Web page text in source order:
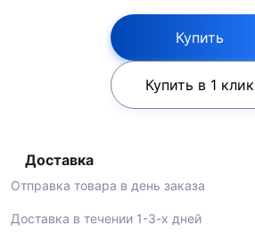
Купить
Купить в 1 клик
Доставка
Отправка товара в день заказа
Доставка в течении 1-3-х дней